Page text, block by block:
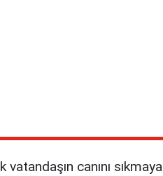
canını sıkmaya